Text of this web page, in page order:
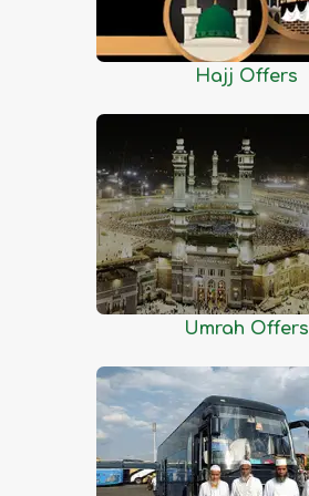
Dhaka
Dinajpur
Gaibandha
Gazipur
Gopalganj
Habiganj
Jamalpur
Jessore
Jhalokati
Jhenaidah
Joypurhat
Khagrachhari
Khulna
Hajj Offers
Umrah Offers